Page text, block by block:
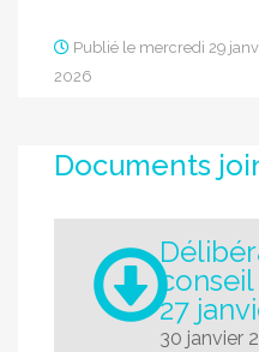
Publié le mercredi 29
2026
Documents
27
30 janvier